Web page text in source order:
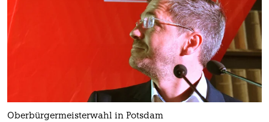
Oberbürgermeisterwahl in Potsdam